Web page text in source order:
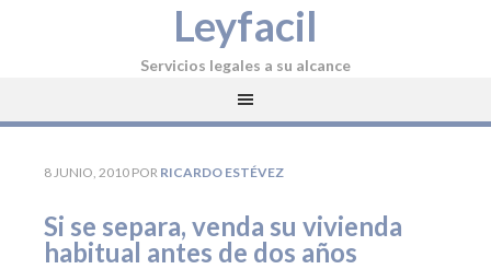
Leyfacil
Servicios legales a su alcance
8 JUNIO, 2010 POR RICARDO ESTÉVEZ
Si se separa, venda su vivienda
habitual antes de dos años